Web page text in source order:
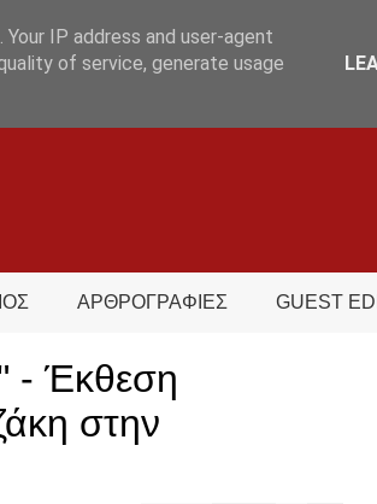
ΑΡΘΡΟΓΡΑΦΙΕΣ GUEST
- Έκθεση
στην
IP address and user-agent
of service, generate usage